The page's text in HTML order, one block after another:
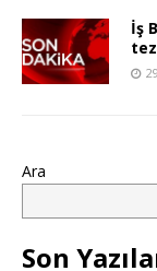
İş
Ara
Son